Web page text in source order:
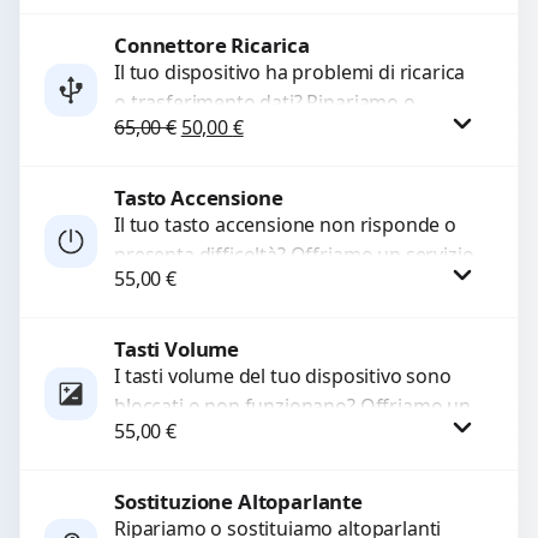
Procedi
Connettore Ricarica
Il tuo dispositivo ha problemi di ricarica
o trasferimento dati? Ripariamo o
sostituiamo connettori di ricarica guasti,
65,00€ Il prezzo originale era: 65,00 €.
50,00€Il prezzo attuale è: 50,00 €.
Procedi
Tasto Accensione
Il tuo tasto accensione non risponde o
presenta difficoltà? Offriamo un servizio
professionale di riparazione o
55,00€
Tasti Volume
I tasti volume del tuo dispositivo sono
bloccati o non funzionano? Offriamo un
servizio di riparazione o sostituzione
55,00€
Procedi
Sostituzione Altoparlante
Ripariamo o sostituiamo altoparlanti